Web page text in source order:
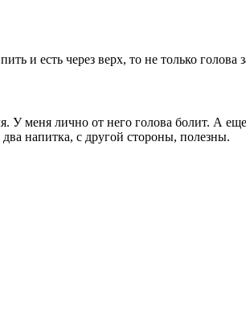
и есть через верх, то не только голова
У меня лично от него голова болит. А
напитка, с другой стороны, полезны.